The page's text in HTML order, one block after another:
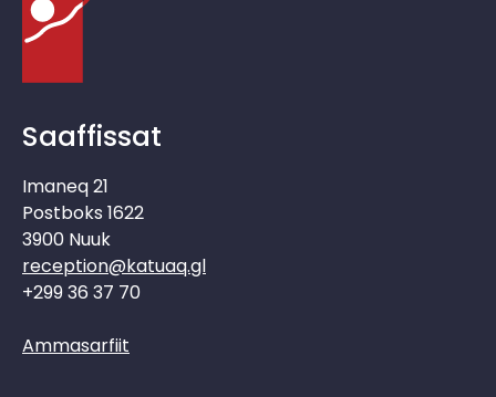
Saaffissat
Imaneq 21
Postboks 1622
3900 Nuuk
reception@katuaq.gl
+299 36 37 70
Ammasarfiit